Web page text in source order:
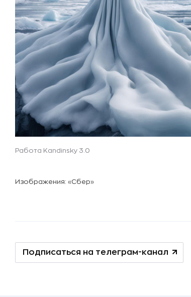
Работа Kandinsky 3.0
Изображения: «Сбер»
Подписаться на телеграм-канал